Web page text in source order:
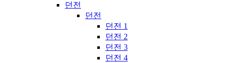
던전
던전
던전 1
던전 2
던전 3
던전 4